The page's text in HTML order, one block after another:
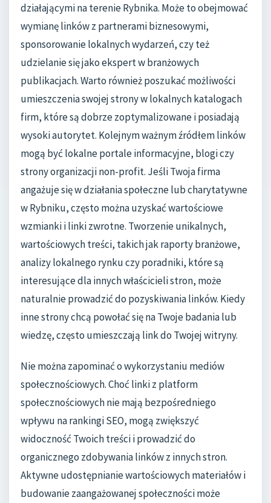
działającymi na terenie Rybnika. Może to obejmować
wymianę linków z partnerami biznesowymi,
sponsorowanie lokalnych wydarzeń, czy też
udzielanie się jako ekspert w branżowych
publikacjach. Warto również poszukać możliwości
umieszczenia swojej strony w lokalnych katalogach
firm, które są dobrze zoptymalizowane i posiadają
wysoki autorytet. Kolejnym ważnym źródłem linków
mogą być lokalne portale informacyjne, blogi czy
strony organizacji non-profit. Jeśli Twoja firma
angażuje się w działania społeczne lub charytatywne
w Rybniku, często można uzyskać wartościowe
wzmianki i linki zwrotne. Tworzenie unikalnych,
wartościowych treści, takich jak raporty branżowe,
analizy lokalnego rynku czy poradniki, które są
interesujące dla innych właścicieli stron, może
naturalnie prowadzić do pozyskiwania linków. Kiedy
inne strony chcą powołać się na Twoje badania lub
wiedzę, często umieszczają link do Twojej witryny.
Nie można zapominać o wykorzystaniu mediów
społecznościowych. Choć linki z platform
społecznościowych nie mają bezpośredniego
wpływu na rankingi SEO, mogą zwiększyć
widoczność Twoich treści i prowadzić do
organicznego zdobywania linków z innych stron.
Aktywne udostępnianie wartościowych materiałów i
budowanie zaangażowanej społeczności może